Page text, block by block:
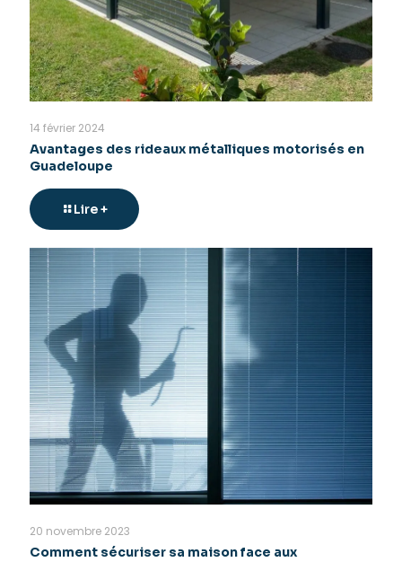
14 février 2024
Avantages des rideaux métalliques motorisés en
Guadeloupe
Lire +
20 novembre 2023
Comment sécuriser sa maison face aux